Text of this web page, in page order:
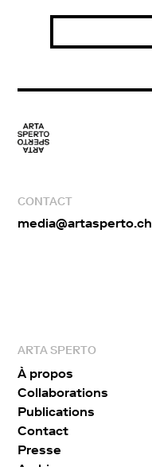
CONTACT
media@artasperto.ch
ARTA SPERTO
À propos
Collaborations
Publications
Contact
Presse